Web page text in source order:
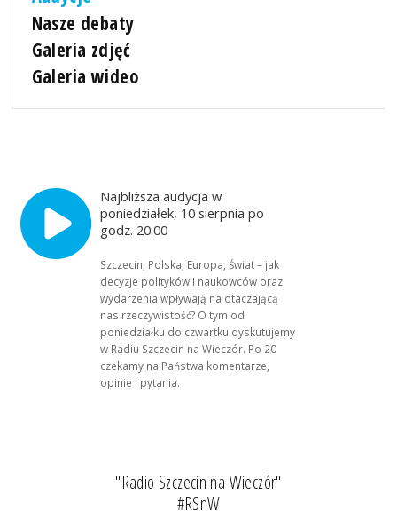
Nasze debaty
Galeria zdjęć
Galeria wideo
Najbliższa audycja w
poniedziałek, 10 sierpnia po
godz. 20:00
Szczecin, Polska, Europa, Świat – jak
decyzje polityków i naukowców oraz
wydarzenia wpływają na otaczającą
nas rzeczywistość? O tym od
poniedziałku do czwartku dyskutujemy
w Radiu Szczecin na Wieczór. Po 20
czekamy na Państwa komentarze,
opinie i pytania.
"Radio Szczecin na Wieczór"
#RSnW